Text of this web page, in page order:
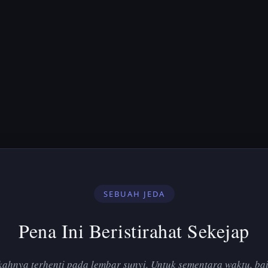
SEBUAH JEDA
Pena Ini Beristirahat Sekejap
terhenti pada lembar sunyi. Untuk sementara waktu,